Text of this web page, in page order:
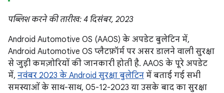
पब्लिश करने की तारीख: 4 दिसंबर, 2023
Android Automotive OS (AAOS) के अपडेट बुलेटिन में,
Android Automotive OS प्लैटफ़ॉर्म पर असर डालने वाली सुरक्षा
से जुड़ी कमज़ोरियों की जानकारी होती है. AAOS के पूरे अपडेट
में, नवंबर 2023 के Android सुरक्षा बुलेटिन में बताई गई सभी
समस्याओं के साथ-साथ, 05-12-2023 या उसके बाद का सुरक्षा